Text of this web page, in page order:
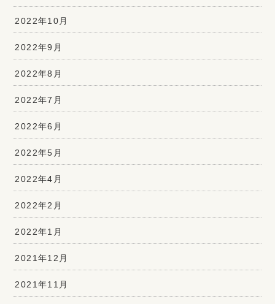
2022年10月
2022年9月
2022年8月
2022年7月
2022年6月
2022年5月
2022年4月
2022年2月
2022年1月
2021年12月
2021年11月